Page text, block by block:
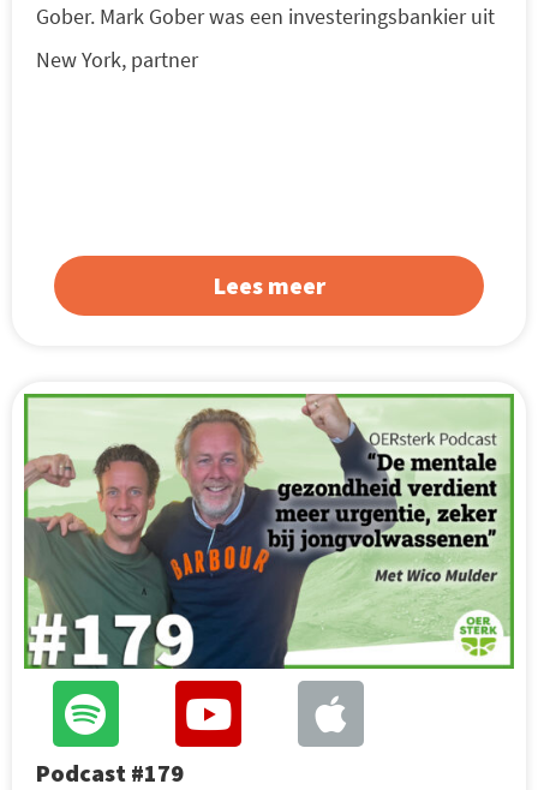
Gober. Mark Gober was een investeringsbankier uit
New York, partner
Lees meer
Podcast #179